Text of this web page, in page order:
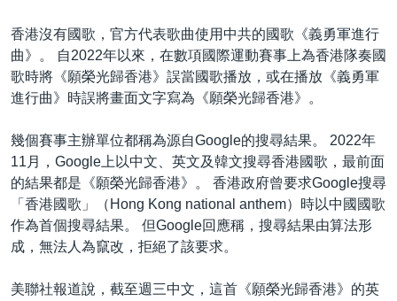
香港沒有國歌，官方代表歌曲使用中共的國歌《義勇軍進行
曲》。 自2022年以來，在數項國際運動賽事上為香港隊奏國
歌時將《願榮光歸香港》誤當國歌播放，或在播放《義勇軍
進行曲》時誤將畫面文字寫為《願榮光歸香港》。
幾個賽事主辦單位都稱為源自Google的搜尋結果。 2022年
11月，Google上以中文、英文及韓文搜尋香港國歌，最前面
的結果都是《願榮光歸香港》。 香港政府曾要求Google搜尋
「香港國歌」（Hong Kong national anthem）時以中國國歌
作為首個搜尋結果。 但Google回應稱，搜尋結果由算法形
成，無法人為竄改，拒絕了該要求。
美聯社報道說，截至週三中文，這首《願榮光歸香港》的英